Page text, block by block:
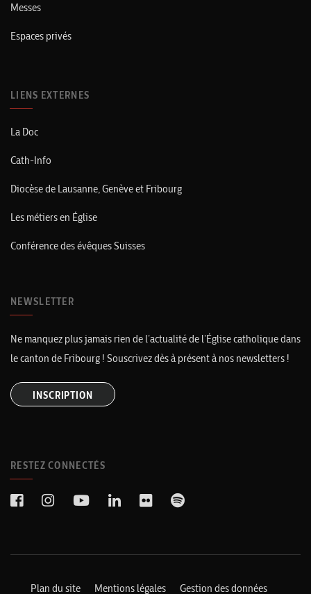
Messes
Espaces privés
LIENS EXTERNES
La Doc
Cath-Info
Diocèse de Lausanne, Genève et Fribourg
Les métiers en Église
Conférence des évêques Suisses
NEWSLETTER
Ne manquez plus jamais rien de l’actualité de l’Église catholique dans
le canton de Fribourg ! Souscrivez dès à présent à nos newsletters !
INSCRIPTION
RESTEZ CONNECTÉS
Plan du site Mentions légales Gestion des données